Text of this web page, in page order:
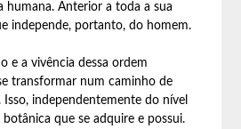
humana. Anterior a toda a sua
independe, portanto, do homem.
e a vivência dessa ordem
transformar num caminho de
Isso, independentemente do nível
que se adquire e possui.